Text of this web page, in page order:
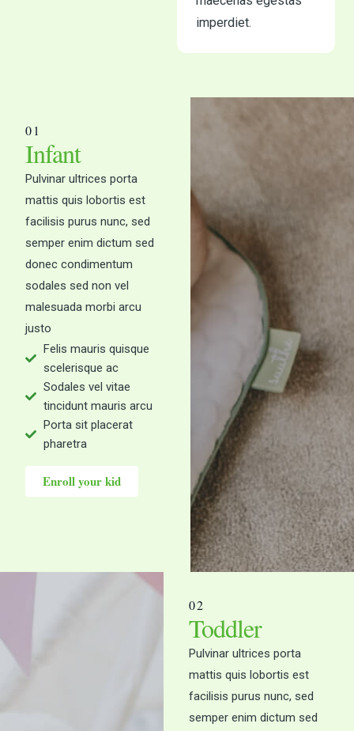
imperdiet.
01
Infant
Pulvinar ultrices porta
mattis quis lobortis est
facilisis purus nunc, sed
semper enim dictum sed
donec condimentum
sodales sed non vel
malesuada morbi arcu
justo
Felis mauris quisque
scelerisque ac
Sodales vel vitae
tincidunt mauris arcu
Porta sit placerat
pharetra
Enroll your kid
02
Toddler
Pulvinar ultrices porta
mattis quis lobortis est
facilisis purus nunc, sed
semper enim dictum sed